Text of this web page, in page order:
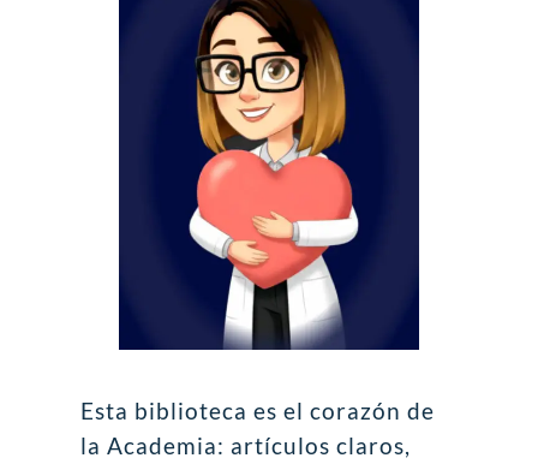
Esta biblioteca es el corazón de
la Academia: artículos claros,